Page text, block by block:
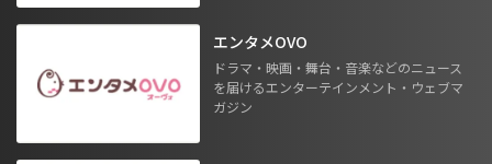
エンタメOVO
ドラマ・映画・舞台・音楽などのニュース
を届けるエンターテインメント・ウェブマ
ガジン